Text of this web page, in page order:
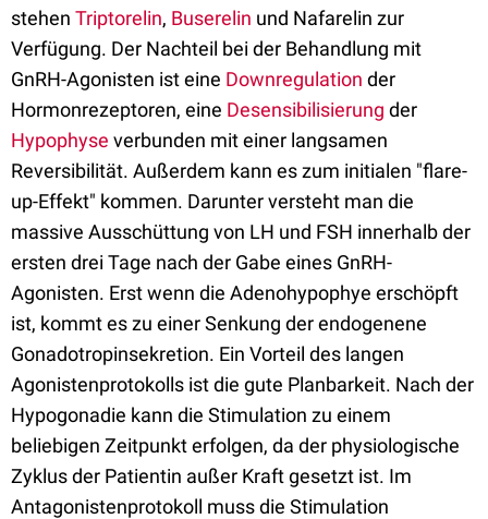
stehen Triptorelin, Buserelin und Nafarelin zur
Verfügung. Der Nachteil bei der Behandlung mit
GnRH-Agonisten ist eine Downregulation der
Hormonrezeptoren, eine Desensibilisierung der
Hypophyse verbunden mit einer langsamen
Reversibilität. Außerdem kann es zum initialen "flare-
up-Effekt" kommen. Darunter versteht man die
massive Ausschüttung von LH und FSH innerhalb der
ersten drei Tage nach der Gabe eines GnRH-
Agonisten. Erst wenn die Adenohypophye erschöpft
ist, kommt es zu einer Senkung der endogenene
Gonadotropinsekretion. Ein Vorteil des langen
Agonistenprotokolls ist die gute Planbarkeit. Nach der
Hypogonadie kann die Stimulation zu einem
beliebigen Zeitpunkt erfolgen, da der physiologische
Zyklus der Patientin außer Kraft gesetzt ist. Im
Antagonistenprotokoll muss die Stimulation